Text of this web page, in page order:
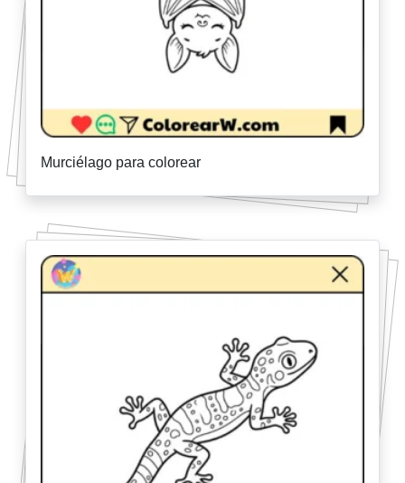
Murciélago para colorear